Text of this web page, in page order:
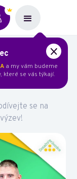
a my vám budeme
které se vás týkají.
se na